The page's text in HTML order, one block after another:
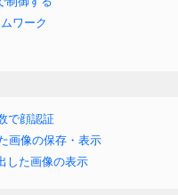
ワーク
で顔認証
画像の保存・表示
した画像の表示